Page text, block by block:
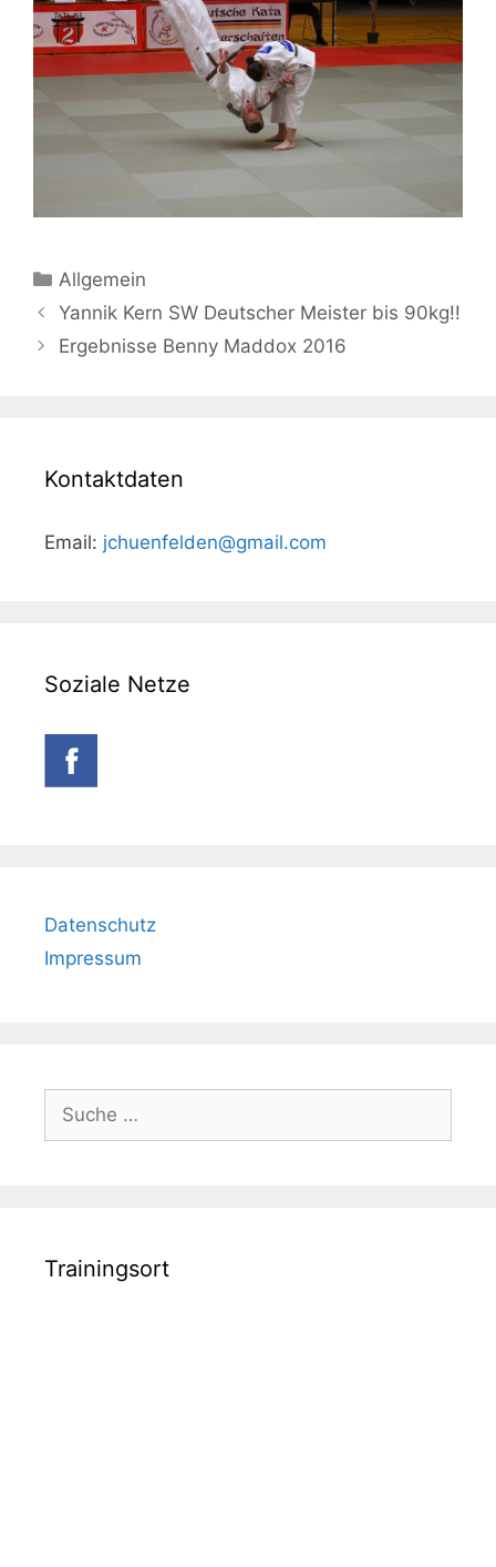
Kategorien
Allgemein
Beitrags-
Navigation
Yannik Kern SW Deutscher Meister bis 90kg!!
Ergebnisse Benny Maddox 2016
Kontaktdaten
Email: jchuenfelden@gmail.com
Soziale Netze
Datenschutz
Impressum
Suche
nach:
Trainingsort